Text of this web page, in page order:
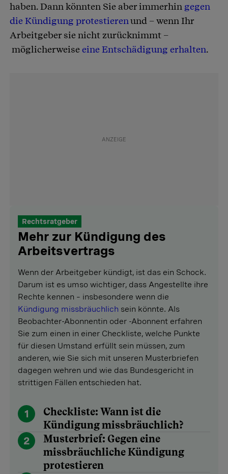
haben. Dann könnten Sie aber immerhin gegen
die Kündigung protestierenund – wenn Ihr
Arbeitgeber sie nicht zurücknimmt –
möglicherweiseeine Entschädigung erhalten.
Rechtsratgeber
Mehr zur Kündigung des
Arbeitsvertrags
Wenn der Arbeitgeber kündigt, ist das ein Schock.
Darum ist es umso wichtiger, dass Angestellte ihre
Rechte kennen – insbesondere wenn die
Kündigung missbräuchlich sein könnte. Als
Beobachter-Abonnentin oder -Abonnent erfahren
Sie zum einen in einer Checkliste, welche Punkte
für diesen Umstand erfüllt sein müssen, zum
anderen, wie Sie sich mit unseren Musterbriefen
dagegen wehren und wie das Bundesgericht in
strittigen Fällen entschieden hat.
1
Checkliste: Wann ist die
Kündigung missbräuchlich?
2
Musterbrief: Gegen eine
missbräuchliche Kündigung
protestieren